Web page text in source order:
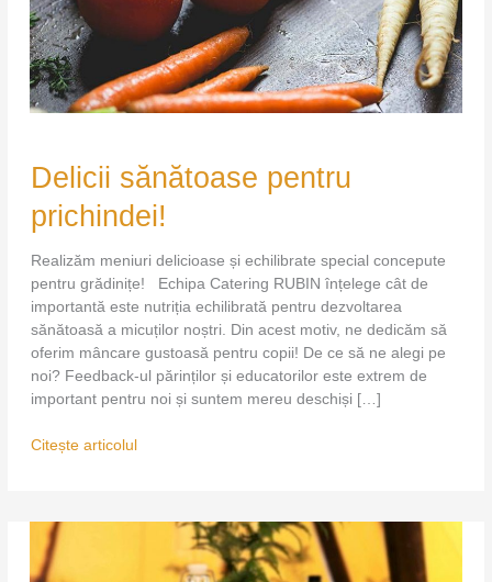
Delicii sănătoase pentru
prichindei!
Realizăm meniuri delicioase și echilibrate special concepute
pentru grădinițe! Echipa Catering RUBIN înțelege cât de
importantă este nutriția echilibrată pentru dezvoltarea
sănătoasă a micuților noștri. Din acest motiv, ne dedicăm să
oferim mâncare gustoasă pentru copii! De ce să ne alegi pe
noi? Feedback-ul părinților și educatorilor este extrem de
important pentru noi și suntem mereu deschiși […]
sănătoase
pentru
prichindei!
Citește articolul